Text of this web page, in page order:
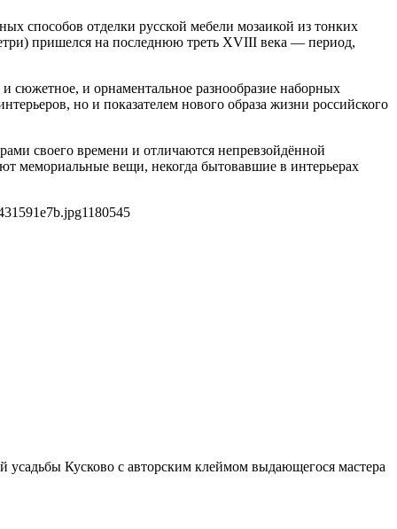
способов отделки русской мебели мозаикой из тонких
пришелся на последнюю треть XVIII века — период,
сюжетное, и орнаментальное разнообразие наборных
но и показателем нового образа жизни российского
своего времени и отличаются непревзойдённой
мемориальные вещи, некогда бытовавшие в интерьерах
1180545
усадьбы Кусково с авторским клеймом выдающегося мастера